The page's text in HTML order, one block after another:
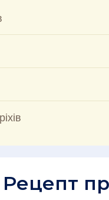
Рецепт